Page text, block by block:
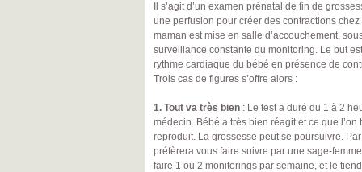
Il s’agit d’un examen prénatal de fin de
une perfusion pour créer des contractions
maman est mise en salle d’accouchement,
surveillance constante du monitoring. Le but
rythme cardiaque du bébé en présence de
Trois cas de figures s’offre alors :
1. Tout va très bien : Le test a duré du 1 à 2
médecin. Bébé a très bien réagit et ce que l’on
reproduit. La grossesse peut se poursuivre.
préfèrera vous faire suivre par une sage-
faire 1 ou 2 monitorings par semaine, et le